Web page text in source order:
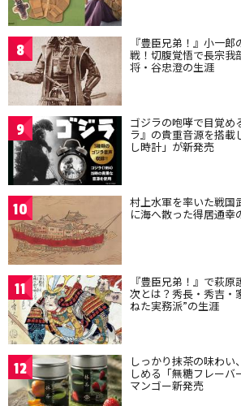
8 『豊臣兄弟！』小一
戦！切腹覚悟で長宗我
将・谷忠澄の生涯
9 ゴジラの咆哮で目覚
ラ』の貴重音源を搭載
し時計」が新発売
10 村上水軍を率いた戦国
に海へ散った得居通幸
11 『豊臣兄弟！』で萩
次とは？秀長・秀吉・
ねた実務派”の生涯
12 しっかり抹茶の味わ
しめる「無糖フレーバ
マンゴー新発売